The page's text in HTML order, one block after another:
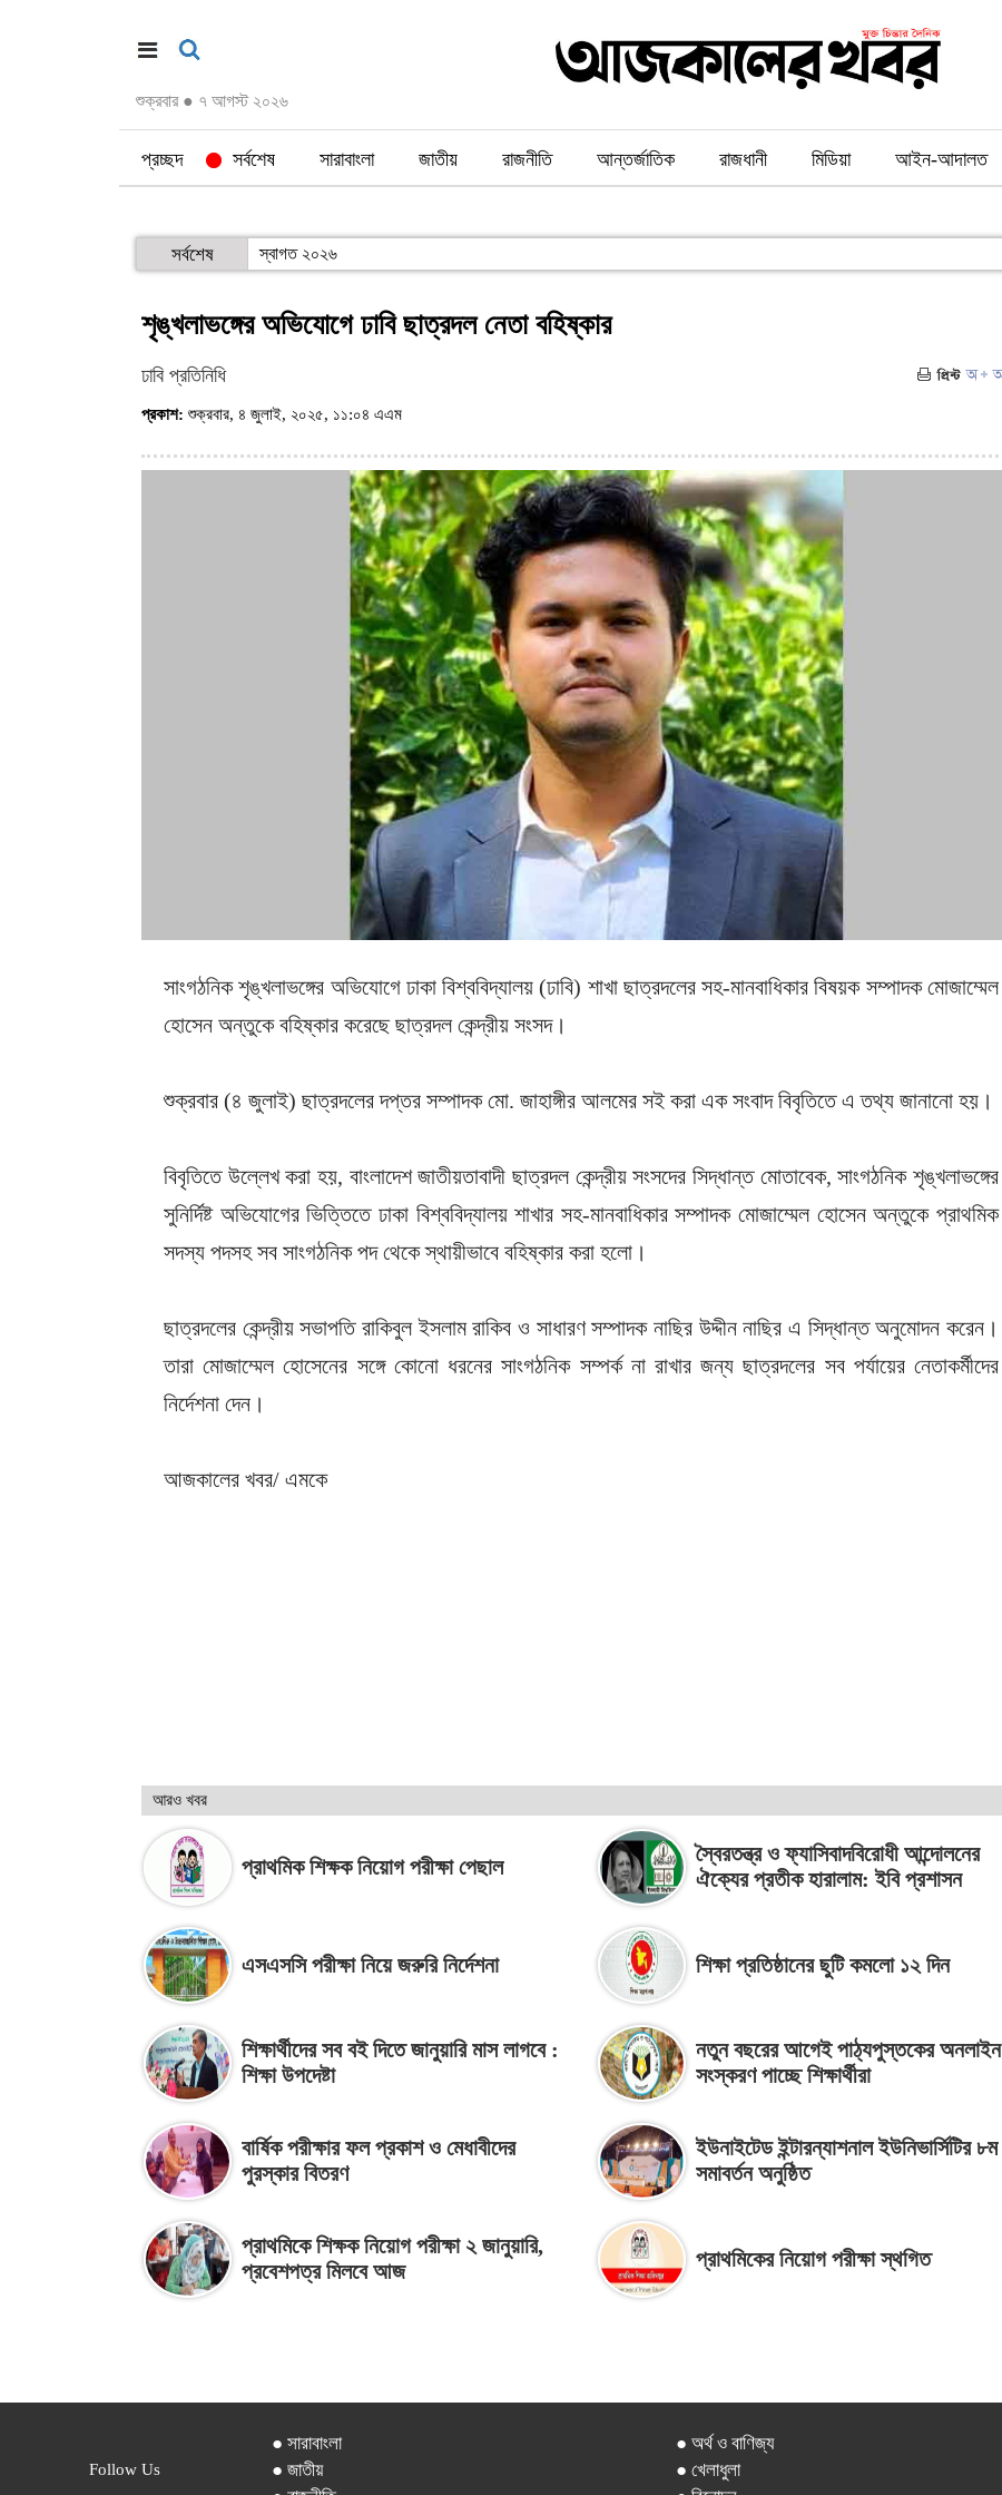
শুক্রবার ● ৭ আগস্ট ২০২৬
প্রচ্ছদ সর্বশেষ সারাবাংলা জাতীয় রাজনীতি আন্তর্জাতিক রাজধানী মিডিয়া আইন-আদালত
সর্বশেষ স্বাগত ২০২৬
শৃঙ্খলাভঙ্গের অভিযোগে ঢাবি ছাত্রদল নেতা বহিষ্কার
ঢাবি প্রতিনিধি
প্রকাশ: শুক্রবার, ৪ জুলাই, ২০২৫, ১১:০৪ এএম
সাংগঠনিক শৃঙ্খলাভঙ্গের অভিযোগে ঢাকা বিশ্ববিদ্যালয় (ঢাবি) শাখা ছাত্রদলের সহ-মানবাধিকার বিষয়ক সম্পাদক মোজাম্মেল
হোসেন অন্তুকে বহিষ্কার করেছে ছাত্রদল কেন্দ্রীয় সংসদ।
শুক্রবার (৪ জুলাই) ছাত্রদলের দপ্তর সম্পাদক মো. জাহাঙ্গীর আলমের সই করা এক সংবাদ বিবৃতিতে এ তথ্য জানানো হয়।
বিবৃতিতে উল্লেখ করা হয়, বাংলাদেশ জাতীয়তাবাদী ছাত্রদল কেন্দ্রীয় সংসদের সিদ্ধান্ত মোতাবেক, সাংগঠনিক শৃঙ্খলাভঙ্গের
সুনির্দিষ্ট অভিযোগের ভিত্তিতে ঢাকা বিশ্ববিদ্যালয় শাখার সহ-মানবাধিকার সম্পাদক মোজাম্মেল হোসেন অন্তুকে প্রাথমিক
সদস্য পদসহ সব সাংগঠনিক পদ থেকে স্থায়ীভাবে বহিষ্কার করা হলো।
ছাত্রদলের কেন্দ্রীয় সভাপতি রাকিবুল ইসলাম রাকিব ও সাধারণ সম্পাদক নাছির উদ্দীন নাছির এ সিদ্ধান্ত অনুমোদন করেন।
তারা মোজাম্মেল হোসেনের সঙ্গে কোনো ধরনের সাংগঠনিক সম্পর্ক না রাখার জন্য ছাত্রদলের সব পর্যায়ের নেতাকর্মীদের
নির্দেশনা দেন।
আজকালের খবর/ এমকে
আরও খবর
প্রাথমিক শিক্ষক নিয়োগ পরীক্ষা পেছাল
স্বৈরতন্ত্র ও ফ্যাসিবাদবিরোধী আন্দোলনের
ঐক্যের প্রতীক হারালাম: ইবি প্রশাসন
এসএসসি পরীক্ষা নিয়ে জরুরি নির্দেশনা শিক্ষা প্রতিষ্ঠানের ছুটি কমলো ১২ দিন
শিক্ষার্থীদের সব বই দিতে জানুয়ারি মাস লাগবে :
শিক্ষা উপদেষ্টা
নতুন বছরের আগেই পাঠ্যপুস্তকের অনলাইন
সংস্করণ পাচ্ছে শিক্ষার্থীরা
বার্ষিক পরীক্ষার ফল প্রকাশ ও মেধাবীদের
পুরস্কার বিতরণ
ইউনাইটেড ইন্টারন্যাশনাল ইউনিভার্সিটির ৮ম
সমাবর্তন অনুষ্ঠিত
প্রাথমিকে শিক্ষক নিয়োগ পরীক্ষা ২ জানুয়ারি,
প্রবেশপত্র মিলবে আজ
প্রাথমিকের নিয়োগ পরীক্ষা স্থগিত
Follow Us
● সারাবাংলা
● জাতীয়
● অর্থ ও বাণিজ্য
● খেলাধুলা